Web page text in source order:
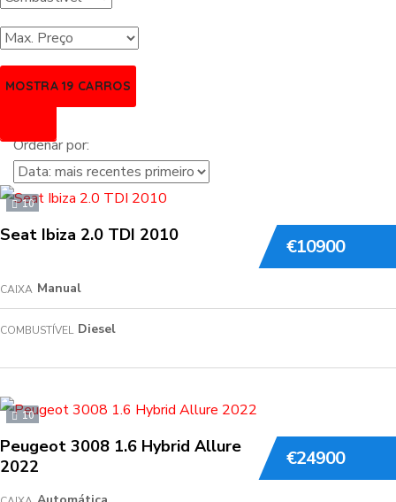
MOSTRA19 CARROS
Ordenar por:
10
€10900
Seat Ibiza 2.0 TDI 2010
CAIXA Manual
COMBUSTÍVEL Diesel
10
€24900
Peugeot 3008 1.6 Hybrid Allure
2022